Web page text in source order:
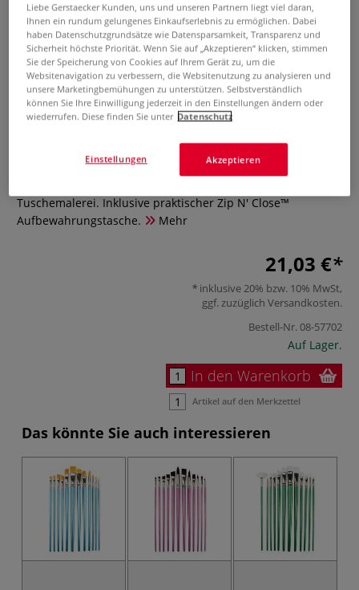
Royal & Langnickel® Black Taklon
Pinselset A, 12-teilig
0 Bewertungen
RSET-9502 bietet hochwertige, weiche Synthetikpinsel in
verschiedenen Formen und Größen. Ideal für präzise und
Tuschemalerei. Inklusive praktischer Zip N' Close™
Aufbewahrungstasche.
Mehr
21,03 €
inklusive 20% bzw. 10% MwSt,
ggf. zuzüglich Versandkosten.
Bestell-Nr.08-57702
Auf Lager.
In den Warenkorb
Artikel auf den Merkzettel
Das könnte Sie auch interessieren
Liebe Gerstaecker Kunden, uns und unseren Partnern liegt viel daran,
Ihnen ein rundum gelungenes Einkaufserlebnis zu ermöglichen. Dabei
haben Datenschutzgrundsätze wie Datensparsamkeit, Transparenz und
Sicherheit höchste Priorität. Wenn Sie auf „Akzeptieren“ klicken, stimmen
Sie der Speicherung von Cookies auf Ihrem Gerät zu, um die
Websitenavigation zu verbessern, die Websitenutzung zu analysieren und
unsere Marketingbemühungen zu unterstützen. Selbstverständlich
können Sie Ihre Einwilligung jederzeit in den Einstellungen ändern oder
wiederrufen. Diese finden Sie unter Datenschutz
Akzeptieren
Einstellungen